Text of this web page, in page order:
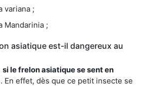
variana ;
Mandarinia ;
asiatique est-il dangereux au
si le frelon asiatique se sent en
. En effet, dès que ce petit insecte se